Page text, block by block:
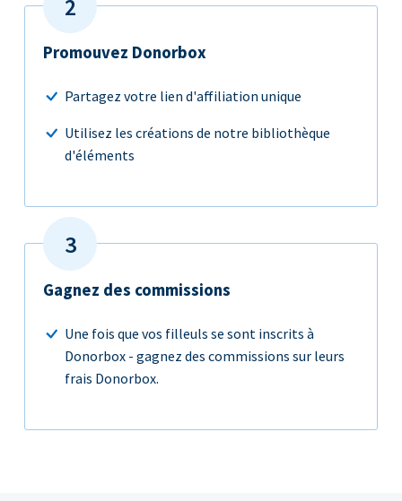
Promouvez Donorbox
Partagez votre lien d'affiliation unique
Utilisez les créations de notre bibliothèque
d'éléments
Gagnez des commissions
Une fois que vos filleuls se sont inscrits à
Donorbox - gagnez des commissions sur leurs
frais Donorbox.